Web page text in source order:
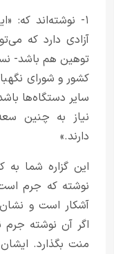
۱- نوشته‌اند که:
آزادی دارد که
توهین هم باشد-
کشور و شورای
سایر دستگاه‌ها
نیاز به چنین
دارند.»
این گزاره شما
نوشته که جرم
آشکار است و
اگر آن نوشته جرم
منت بگذارد.